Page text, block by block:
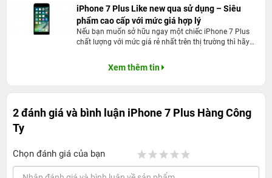
Đồng thời jack cắm 3.5 mm đã bị “khai tử” cùng khả năng chống
nước tạo nên sự ấn tượng đáng kinh ngạc cho iPhone 7Plus.
Chiếc điện thoại
được trang bị hệ thống camera đỉnh cao với
dùng luôn cẩn trọng trong vấn đề chọn mua iPhone để
số tiền mình bỏ ra mua được một sản phẩm chất lượng
cao. Bài viết này, hi vọng hướng dẫn mua iPhone 7 Plus
chính hãng để bạn có những lựa chọn tốt nhất khi mua
iPhone 7 Plus Like new qua sử dụng – Siêu
phẩm cao cấp với mức giá hợp lý
Nếu bạn muốn sở hữu ngay một chiếc iPhone 7 Plus
chất lượng với mức giá rẻ nhất trên thị trường thì hãy
Xem thêm tin
2 đánh giá và bình luận iPhone 7 Plus Hàng Công
Ty
Chọn đánh giá của bạn